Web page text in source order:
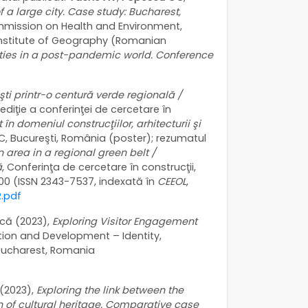
large city. Case study: Bucharest,
on Health and Environment,
of Geography (Romanian
in a post-pandemic world. Conference
printr-o centură verde regională /
a conferinţei de cercetare în
în domeniul construcţiilor, arhitecturii şi
Bucureşti, România (poster); rezumatul
area in a regional green belt /
, Conferinţa de cercetare în construcţii,
(ISSN 2343-7537, indexată în CEEOL,
(2023), Exploring Visitor Engagement
and Development – Identity,
Romania
Exploring the link between the
cultural heritage. Comparative case